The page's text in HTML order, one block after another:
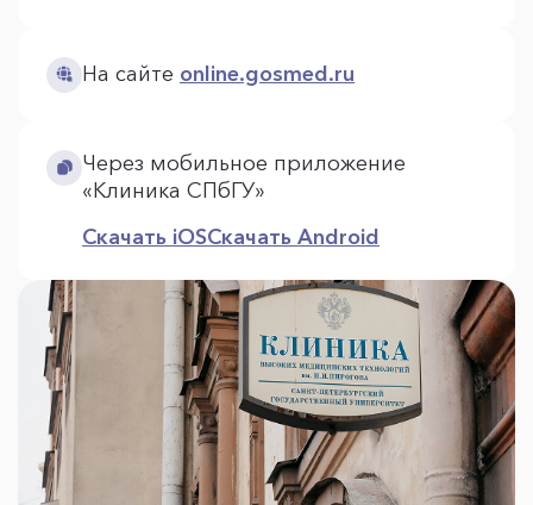
На сайте online.gosmed.ru
Через мобильное приложение
«Клиника СПбГУ»
Скачать iOSСкачать Android